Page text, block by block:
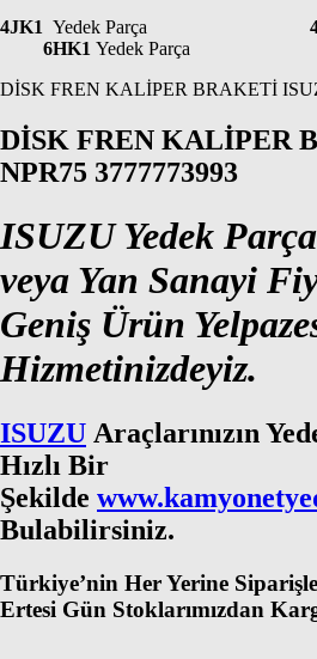
4JK1 Yedek Parça
6HK1 Yedek Parça
DİSK FREN KALİPER BRAKETİ
DİSK FREN KALİPER
NPR75 3777773993
ISUZU Yedek
veya Yan Sanayi
Geniş Ürün
Hizmetinizdeyiz.
ISUZU Araçlarınızın
Hızlı Bir
Şekilde
Bulabilirsiniz.
Türkiye’nin Her Yerine
Ertesi Gün Stoklarımızdan